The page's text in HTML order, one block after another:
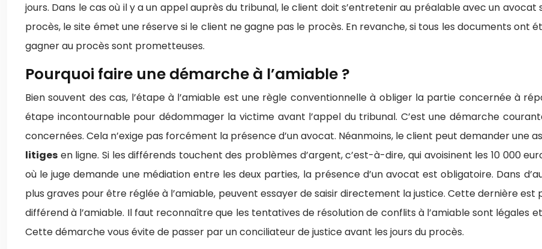
jours. Dans le cas où il y a un appel auprès du tribunal, le client doit s’entretenir au préalable avec un avocat
procès, le site émet une réserve si le client ne gagne pas le procès. En revanche, si tous les documents ont
gagner au procès sont prometteuses.
Pourquoi faire une démarche à l’amiable ?
Bien souvent des cas, l’étape à l’amiable est une règle conventionnelle à obliger la partie concernée à
étape incontournable pour dédommager la victime avant l’appel du tribunal. C’est une démarche
concernées. Cela n’exige pas forcément la présence d’un avocat. Néanmoins, le client peut demander une
litiges en ligne. Si les différends touchent des problèmes d’argent, c’est-à-dire, qui avoisinent les 10 000
où le juge demande une médiation entre les deux parties, la présence d’un avocat est obligatoire. Dans
plus graves pour être réglée à l’amiable, peuvent essayer de saisir directement la justice. Cette dernière
différend à l’amiable. Il faut reconnaître que les tentatives de résolution de conflits à l’amiable sont légales
Cette démarche vous évite de passer par un conciliateur de justice avant les jours du procès.